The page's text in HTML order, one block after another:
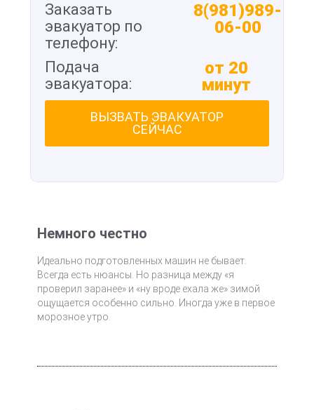
Заказать
эвакуатор по
телефону:
8(981)989-
06-00
Подача
эвакуатора:
от 20
минут
ВЫЗВАТЬ ЭВАКУАТОР
СЕЙЧАС
Немного честно
Идеально подготовленных машин не бывает.
Всегда есть нюансы. Но разница между «я
проверил заранее» и «ну вроде ехала же» зимой
ощущается особенно сильно. Иногда уже в первое
морозное утро.